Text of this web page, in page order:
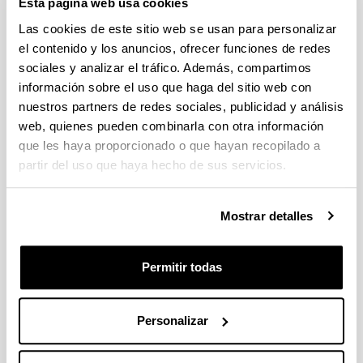
Esta página web usa cookies
Las cookies de este sitio web se usan para personalizar
el contenido y los anuncios, ofrecer funciones de redes
sociales y analizar el tráfico. Además, compartimos
información sobre el uso que haga del sitio web con
nuestros partners de redes sociales, publicidad y análisis
web, quienes pueden combinarla con otra información
que les haya proporcionado o que hayan recopilado a
partir del uso que haya hecho de sus servicios.
Mostrar detalles
Permitir todas
Personalizar
Derrigorrezko eremuak